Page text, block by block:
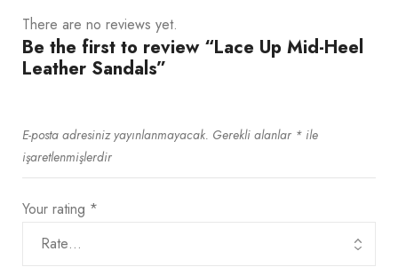
There are no reviews yet.
Be the first to review “Lace Up Mid-Heel
Leather Sandals”
E-posta adresiniz yayınlanmayacak. Gerekli alanlar * ile
işaretlenmişlerdir
Your rating *